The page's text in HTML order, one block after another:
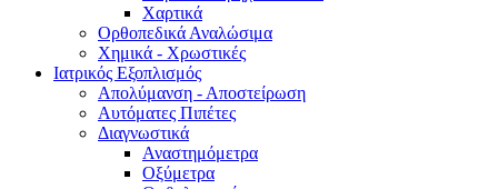
Χαρτικά
Ορθοπεδικά Αναλώσιμα
Χημικά - Χρωστικές
Ιατρικός Εξοπλισμός
Απολύμανση - Αποστείρωση
Αυτόματες Πιπέτες
Διαγνωστικά
Αναστημόμετρα
Οξύμετρα